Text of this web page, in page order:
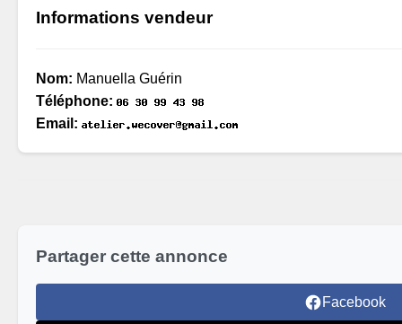
Informations vendeur
Nom: Manuella Guérin
Téléphone:
Email:
Partager cette annonce
Facebook